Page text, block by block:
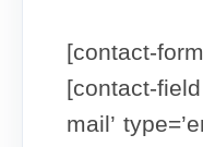
[contact-
[contact-field
mail’